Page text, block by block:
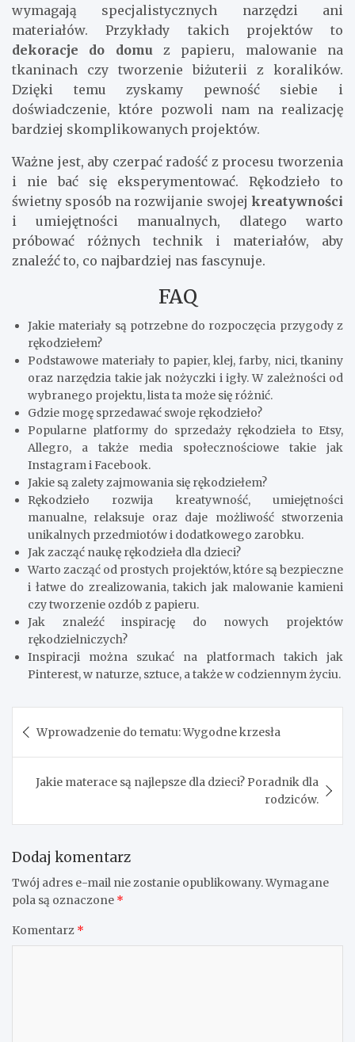
wymagają specjalistycznych narzędzi ani
materiałów. Przykłady takich projektów to
dekoracje do domuz papieru, malowanie na
tkaninach czy tworzenie biżuterii z koralików.
Dzięki temu zyskamy pewność siebie i
doświadczenie, które pozwoli nam na realizację
bardziej skomplikowanych projektów.
Ważne jest, aby czerpać radość z procesu tworzenia
i nie bać się eksperymentować. Rękodzieło to
świetny sposób na rozwijanie swojej kreatywności
i umiejętności manualnych, dlatego warto
próbować różnych technik i materiałów, aby
znaleźć to, co najbardziej nas fascynuje.
FAQ
Jakie materiały są potrzebne do rozpoczęcia przygody z
rękodziełem?
Podstawowe materiały to papier, klej, farby, nici, tkaniny
oraz narzędzia takie jak nożyczki i igły. W zależności od
wybranego projektu, lista ta może się różnić.
Gdzie mogę sprzedawać swoje rękodzieło?
Popularne platformy do sprzedaży rękodzieła to Etsy,
Allegro, a także media społecznościowe takie jak
Instagram i Facebook.
Jakie są zalety zajmowania się rękodziełem?
Rękodzieło rozwija kreatywność, umiejętności
manualne, relaksuje oraz daje możliwość stworzenia
unikalnych przedmiotów i dodatkowego zarobku.
Jak zacząć naukę rękodzieła dla dzieci?
Warto zacząć od prostych projektów, które są bezpieczne
i łatwe do zrealizowania, takich jak malowanie kamieni
czy tworzenie ozdób z papieru.
Jak znaleźć inspirację do nowych projektów
rękodzielniczych?
Inspiracji można szukać na platformach takich jak
Pinterest, w naturze, sztuce, a także w codziennym życiu.
wpisu
Wprowadzenie do tematu: Wygodne krzesła
Jakie materace są najlepsze dla dzieci? Poradnik dla
rodziców.
Dodaj komentarz
Twój adres e-mail nie zostanie opublikowany.Wymagane
pola są oznaczone *
Komentarz *